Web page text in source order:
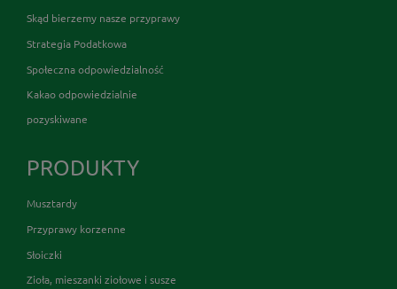
Skąd bierzemy nasze przyprawy
Strategia Podatkowa
Społeczna odpowiedzialność
Kakao odpowiedzialnie
pozyskiwane
PRODUKTY
Musztardy
Przyprawy korzenne
Słoiczki
Zioła, mieszanki ziołowe i susze